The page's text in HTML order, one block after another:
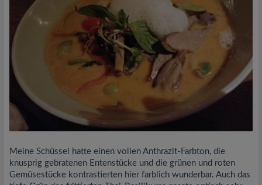
Meine Schüssel hatte einen vollen Anthrazit-Farbton, die
knusprig gebratenen Entenstücke und die grünen und roten
Gemüsestücke kontrastierten hier farblich wunderbar. Auch das